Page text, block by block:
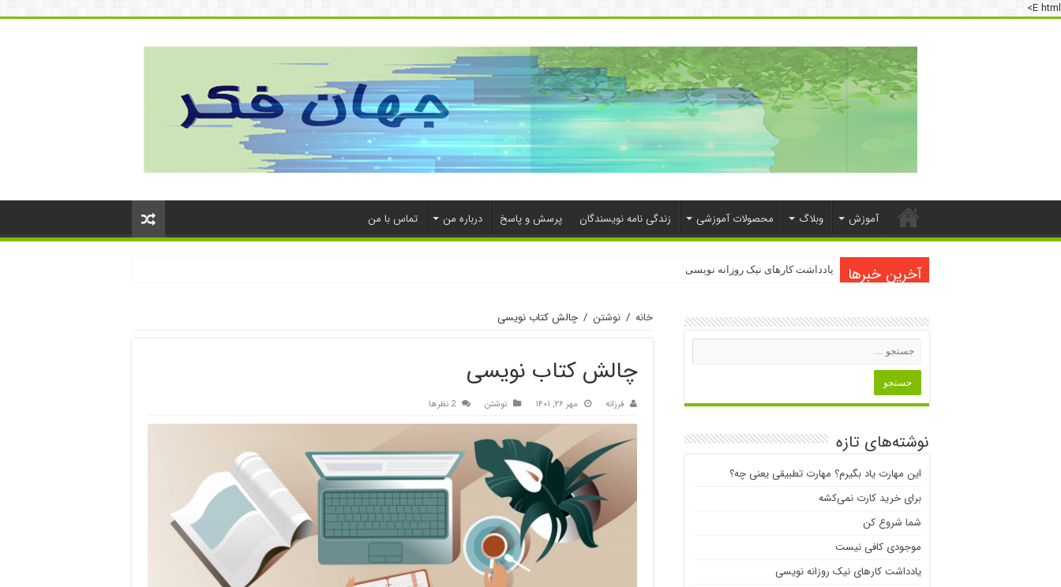
E html>
آموزش وبلاگ محصولات آموزشی زندگی نامه نویسندگان پرسش و پاسخ درباره من تماس با من
آخرین خبرها یادداشت کارهای نیک روزانه نویسی
خانه / نوشتن / چالش کتاب نویسی
چالش کتاب نویسی
فرزانه مهر ۲۶, ۱۴۰۱ نوشتن 2 نظرها
نوشته‌های تازه
این مهارت یاد بگیرم؟ مهارت تطبیقی یعنی چه؟
برای خرید کارت نمی‌‌کشه
شما شروع کن
موجودی کافی نیست
یادداشت کارهای نیک روزانه نویسی